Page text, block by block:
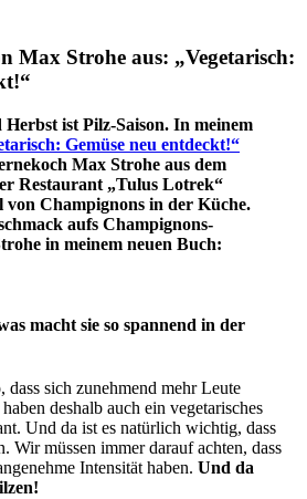
Max Strohe aus: „Vegetarisch:
ist Pilz-Saison. In meinem
Gemüse neu entdeckt!“
Max Strohe aus dem
Restaurant „Tulus Lotrek“
von Champignons in der Küche.
aufs Champignons-
in meinem neuen Buch:
macht sie so spannend in der
dass sich zunehmend mehr Leute
deshalb auch ein vegetarisches
Und da ist es natürlich wichtig, dass
Wir müssen immer darauf achten, dass
Intensität haben. Und da